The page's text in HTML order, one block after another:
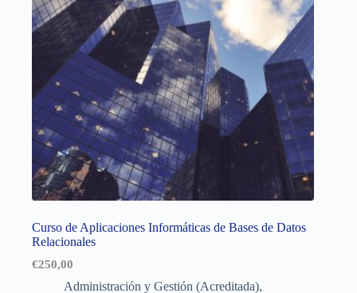
Curso de Aplicaciones Informáticas de Bases de Datos
Relacionales
€250,00
Administración y Gestión (Acreditada),